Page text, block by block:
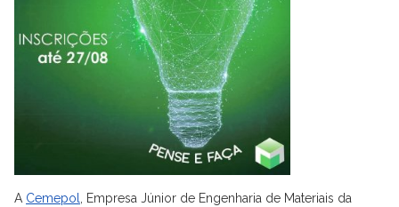
A Cemepol
, Empresa Júnior de Engenharia de Materiais da